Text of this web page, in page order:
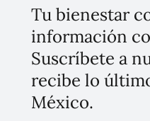
Tu bienestar
información
Suscríbete a
recibe lo
México.